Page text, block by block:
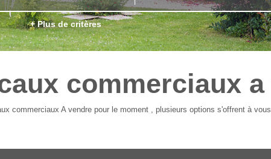
+ Plus de critères
commerciaux a
commerciaux A vendre pour le moment , plusieurs options s'offrent à